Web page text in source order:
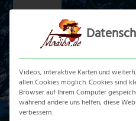
Skip
to
content
Videos, interaktive Karten und
allen Cookies möglich. Cookies sind
Browser auf Ihrem Computer
während andere uns helfen, diese
verbessern.